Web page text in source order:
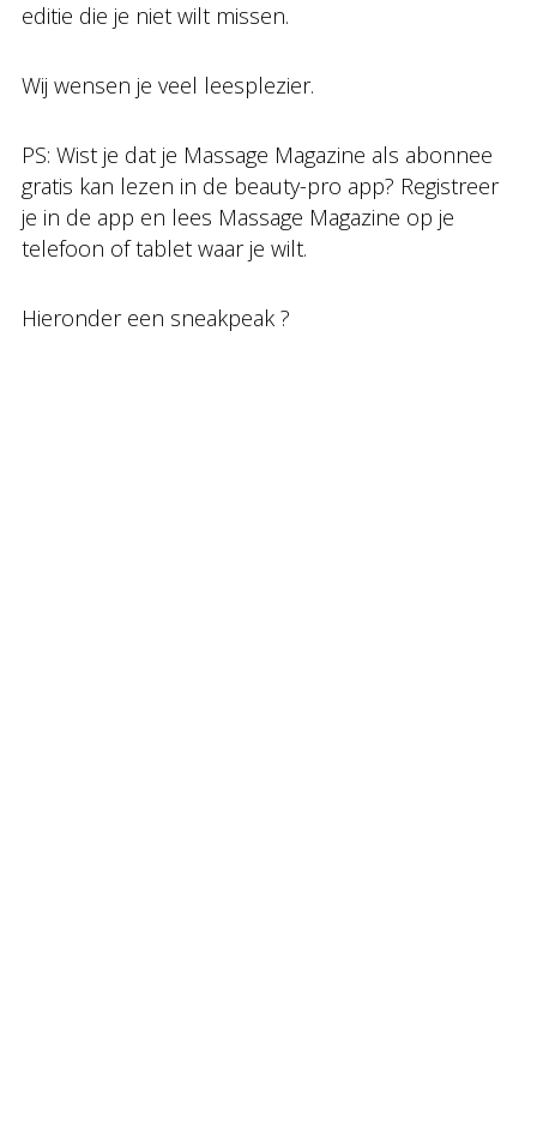
editie die je niet wilt missen.
Wij wensen je veel leesplezier.
PS: Wist je dat je Massage Magazine als abonnee
gratis kan lezen in de beauty-pro app? Registreer
je in de app en lees Massage Magazine op je
telefoon of tablet waar je wilt.
Hieronder een sneakpeak ?